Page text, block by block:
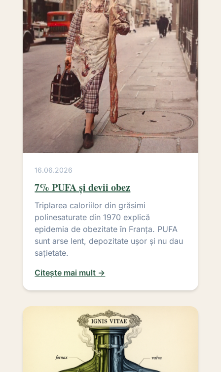
16.06.2026
7% PUFA și devii obez
Triplarea caloriilor din grăsimi
polinesaturate din 1970 explică
epidemia de obezitate în Franța. PUFA
sunt arse lent, depozitate ușor și nu dau
sațietate.
Citește mai mult →